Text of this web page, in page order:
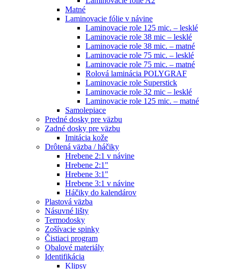
Matné
Laminovacie fólie v návine
Laminovacie role 125 mic. – lesklé
Laminovacie role 38 mic – lesklé
Laminovacie role 38 mic. – matné
Laminovacie role 75 mic. – lesklé
Laminovacie role 75 mic. – matné
Rolová laminácia POLYGRAF
Laminovacie role Superstick
Laminovacie role 32 mic – lesklé
Laminovacie role 125 mic. – matné
Samolepiace
Predné dosky pre väzbu
Zadné dosky pre väzbu
Imitácia kože
Drôtená väzba / háčiky
Hrebene 2:1 v návine
Hrebene 2:1"
Hrebene 3:1"
Hrebene 3:1 v návine
Háčiky do kalendárov
Plastová väzba
Násuvné lišty
Termodosky
Zošívacie spinky
Čistiaci program
Obalové materiály
Identifikácia
Klipsy